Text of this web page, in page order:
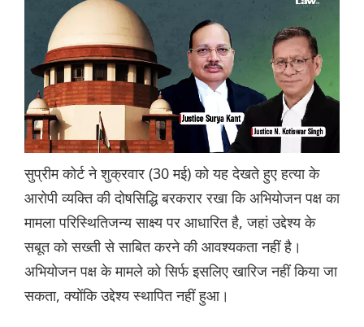
सुप्रीम कोर्ट ने शुक्रवार (30 मई) को यह देखते हुए हत्या के
आरोपी व्यक्ति की दोषसिद्धि बरकरार रखा कि अभियोजन पक्ष का
मामला परिस्थितिजन्य साक्ष्य पर आधारित है, जहां उद्देश्य के
सबूत को सख्ती से साबित करने की आवश्यकता नहीं है।
अभियोजन पक्ष के मामले को सिर्फ इसलिए खारिज नहीं किया जा
सकता, क्योंकि उद्देश्य स्थापित नहीं हुआ।